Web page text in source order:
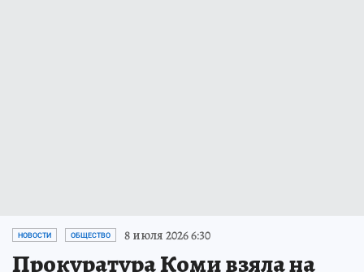
НОВОСТИ ОБЩЕСТВО 8 июля 2026 6:30
Прокуратура Коми взяла на